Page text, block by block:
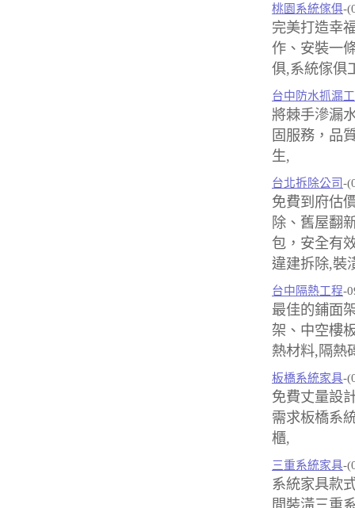
桃園系統傢俱-
完美打造幸
作、安裝一
俱,系統傢俱
台中防水抓漏
將棘手滲漏
固服務，品
生,
台北拆除公司 -
免費到府估
除、舊屋翻
包，安全有
違建拆除,裝
台中隔熱工程-
最佳的鋪面
架、中空樓
熱材料,隔熱
板橋系統家具-
免費丈量設
需求板橋系
櫃,
三重系統家具-
系統家具款
間裝潢三重